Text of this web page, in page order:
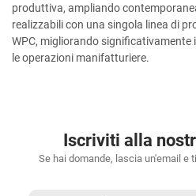
produttiva, ampliando
realizzabili con una singola linea di
WPC, migliorando significativamente
le operazioni manifatturiere.
Iscriviti alla
Se hai domande, lascia un'email e